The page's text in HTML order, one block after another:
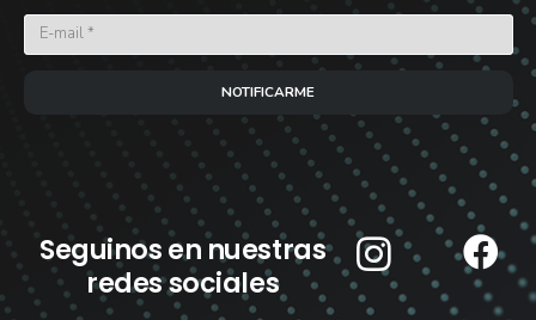
NOTIFICARME
Seguinos en nuestras
redes sociales